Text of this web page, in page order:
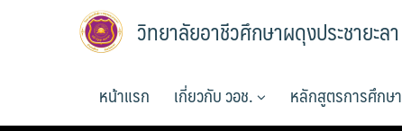
วิทยาลัยอาชีวศึกษาผดุงประชายะลา
หน้าแรก เกี่ยวกับ วอช. หลักสูตรการศึกษา